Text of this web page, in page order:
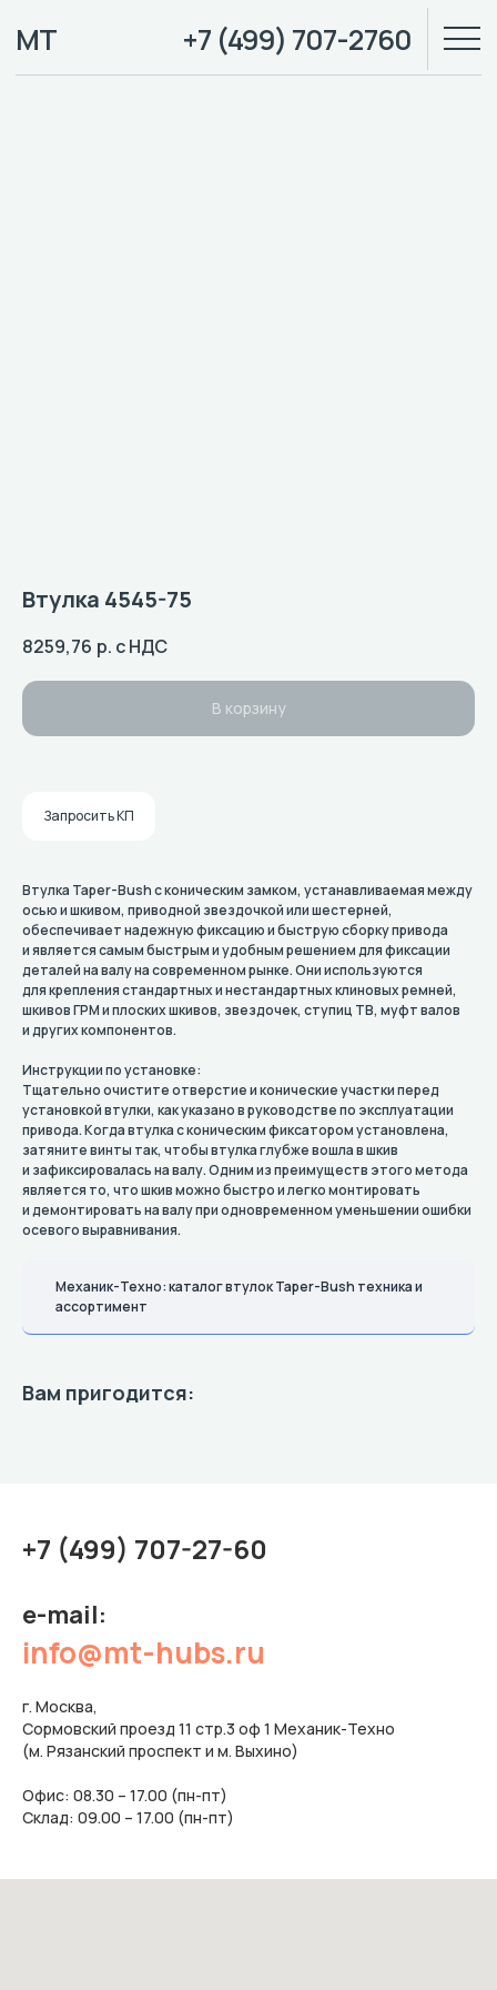
+7 (499) 707-2760
МТ
Втулка 4545-75
8259,76 р. с НДС
В корзину
Запросить КП
Втулка Taper-Bush с коническим замком, устанавливаемая между
осью и шкивом, приводной звездочкой или шестерней,
обеспечивает надежную фиксацию и быструю сборку привода
и является самым быстрым и удобным решением для фиксации
деталей на валу на современном рынке. Они используются
для крепления стандартных и нестандартных клиновых ремней,
шкивов ГРМ и плоских шкивов, звездочек, ступиц TB, муфт валов
и других компонентов.
Инструкции по установке:
Тщательно очистите отверстие и конические участки перед
установкой втулки, как указано в руководстве по эксплуатации
привода. Когда втулка с коническим фиксатором установлена,
затяните винты так, чтобы втулка глубже вошла в шкив
и зафиксировалась на валу. Одним из преимуществ этого метода
является то, что шкив можно быстро и легко монтировать
и демонтировать на валу при одновременном уменьшении ошибки
осевого выравнивания.
Механик-Техно: каталог втулок Taper-Bush техника и
ассортимент
Вам пригодится:
+7 (499) 707-27-60
e-mail:
info@mt-hubs.ru
г. Москва,
Сормовский проезд 11 стр.3 оф 1 Механик-Техно
(м. Рязанский проспект и м. Выхино)
Офис: 08.30 – 17.00 (пн-пт)
Склад: 09.00 – 17.00 (пн-пт)